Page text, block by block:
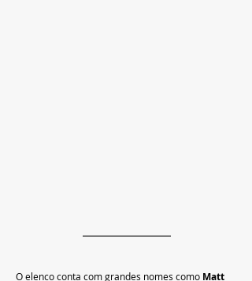
O elenco conta com grandes nomes como Matt